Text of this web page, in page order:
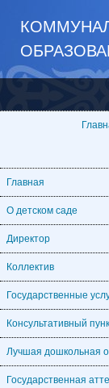
Главная
О детском саде
Директор
Коллектив
Государственные
Консультативный
Лучшая дошкольная
Государственная